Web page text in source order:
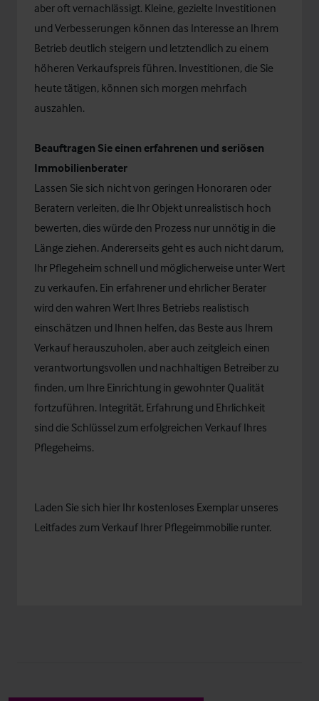
aber oft vernachlässigt. Kleine, gezielte Investitionen
und Verbesserungen können das Interesse an Ihrem
Betrieb deutlich steigern und letztendlich zu einem
höheren Verkaufspreis führen. Investitionen, die Sie
heute tätigen, können sich morgen mehrfach
auszahlen.
Beauftragen Sie einen erfahrenen und seriösen
Immobilienberater
Lassen Sie sich nicht von geringen Honoraren oder
Beratern verleiten, die Ihr Objekt unrealistisch hoch
bewerten, dies würde den Prozess nur unnötig in die
Länge ziehen. Andererseits geht es auch nicht darum,
Ihr Pflegeheim schnell und möglicherweise unter Wert
zu verkaufen. Ein erfahrener und ehrlicher Berater
wird den wahren Wert Ihres Betriebs realistisch
einschätzen und Ihnen helfen, das Beste aus Ihrem
Verkauf herauszuholen, aber auch zeitgleich einen
verantwortungsvollen und nachhaltigen Betreiber zu
finden, um Ihre Einrichtung in gewohnter Qualität
fortzuführen. Integrität, Erfahrung und Ehrlichkeit
sind die Schlüssel zum erfolgreichen Verkauf Ihres
Pflegeheims.
Laden Sie sich hier Ihr kostenloses Exemplar unseres
Leitfades zum Verkauf Ihrer Pflegeimmobilie runter.